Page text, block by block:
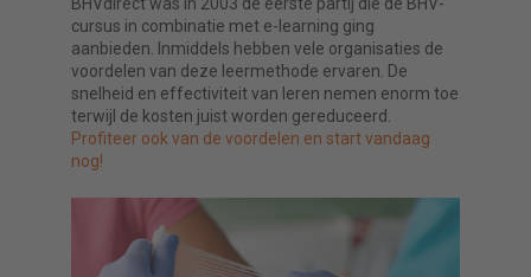
BHVdirect was in 2003 de eerste partij die de BHV-
cursus in combinatie met e-learning ging
aanbieden. Inmiddels hebben vele organisaties de
voordelen van deze leermethode ervaren. De
snelheid en effectiviteit van leren nemen enorm toe
terwijl de kosten juist worden gereduceerd.
Profiteer ook van de voordelen en start vandaag
nog!